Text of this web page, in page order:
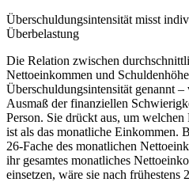
Überschuldungsintensität misst
Überbelastung
Die Relation zwischen
Nettoeinkommen und
Überschuldungsintensität genannt
Ausmaß der finanziellen
Person. Sie drückt aus, um
ist als das monatliche Einkommen.
26-Fache des monatlichen
ihr gesamtes monatliches
einsetzen, wäre sie nach frühestens